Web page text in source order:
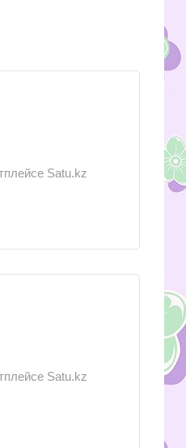
Satu.kz
Satu.kz